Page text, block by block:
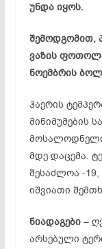
უნდა იყოს.
შემოდგომით,
ვაზის
ნოემბრის
ჰაერის
მინიმუმების
მდე დაცემა.
შესაძლოა -
იშვიათი
ნიადაგები–
არსებული